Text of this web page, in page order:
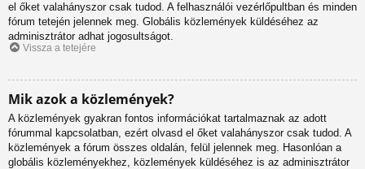
el őket valahányszor csak tudod. A felhasználói vezérlőpultban és minden
fórum tetején jelennek meg. Globális közlemények küldéséhez az
adminisztrátor adhat jogosultságot.
Vissza a tetejére
Mik azok a közlemények?
A közlemények gyakran fontos információkat tartalmaznak az adott
fórummal kapcsolatban, ezért olvasd el őket valahányszor csak tudod. A
közlemények a fórum összes oldalán, felül jelennek meg. Hasonlóan a
globális közleményekhez, közlemények küldéséhez is az adminisztrátor